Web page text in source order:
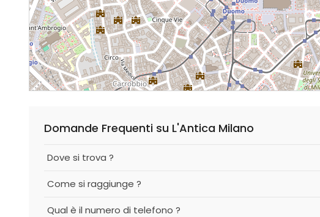
Domande Frequenti su L'Antica Milano
Dove si trova ?
Come si raggiunge ?
Qual è il numero di telefono ?